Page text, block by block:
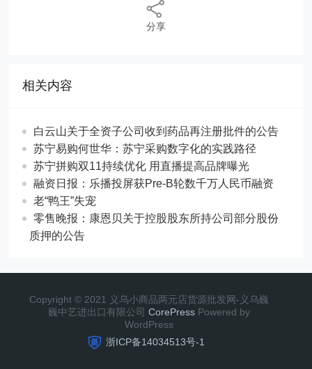
分享
相关内容
白云山关于全资子公司收到药品再注册批件的公告
苏宁易购何世华：苏宁采购数字化的实践路径
苏宁拼购双11持续优化 用直播提高品牌曝光
融资日报：乐播投屏获Pre-B轮数千万人民币融资
老“鸭王”失宠
零售晚报：康恩贝关于控股股东所持公司部分股份
质押的公告
Copyright © 2021 义乌小商品两元店货源批发网-义乌巍
巍中艺进出口有限公司 CorePress Powered by
WordPress
浙ICP备14034513号-1